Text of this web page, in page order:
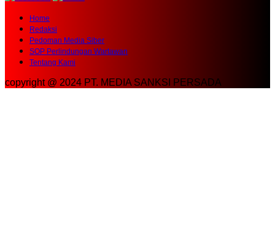
Redaksi
Pedoman Media Siber
SOP Perlindungan Wartawan
Tentang Kami
copyright @ 2024 PT. MEDIA SANKSI PERSADA